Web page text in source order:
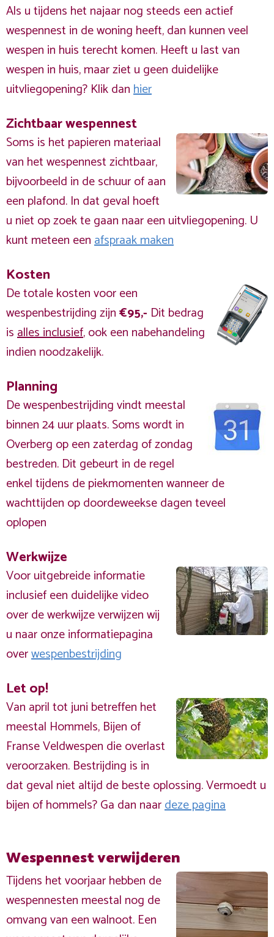
Als u tijdens het najaar nog steeds een actief
wespennest in de woning heeft, dan kunnen veel
wespen in huis terecht komen. Heeft u last van
wespen in huis, maar ziet u geen duidelijke
uitvliegopening? Klik danhier
Zichtbaar wespennest
Soms is het papieren materiaal
van het wespennest zichtbaar,
bijvoorbeeld in de schuur of aan
een plafond. In dat geval hoeft
u niet op zoek te gaan naar een uitvliegopening. U
kunt meteen eenafspraak maken
Kosten
De totale kosten voor een
wespenbestrijding zijn€95,- Dit bedrag
isalles inclusief, ook een nabehandeling
indien noodzakelijk.
Planning
De wespenbestrijding vindt meestal
binnen 24 uur plaats. Soms wordt in
Overberg op een zaterdag of zondag
bestreden. Dit gebeurt in de regel
enkel tijdens de piekmomenten wanneer de
wachttijden op doordeweekse dagen teveel
oplopen
Werkwijze
Voor uitgebreide informatie
inclusief een duidelijke video
over de werkwijze verwijzen wij
u naar onze informatiepagina
overwespenbestrijding
Let op!
Van april tot juni betreffen het
meestal Hommels, Bijen of
Franse Veldwespen die overlast
veroorzaken. Bestrijding is in
dat geval niet altijd de beste oplossing. Vermoedt u
bijen of hommels? Ga dan naardeze pagina
Wespennest verwijderen
Tijdens het voorjaar hebben de
wespennesten meestal nog de
omvang van een walnoot. Een